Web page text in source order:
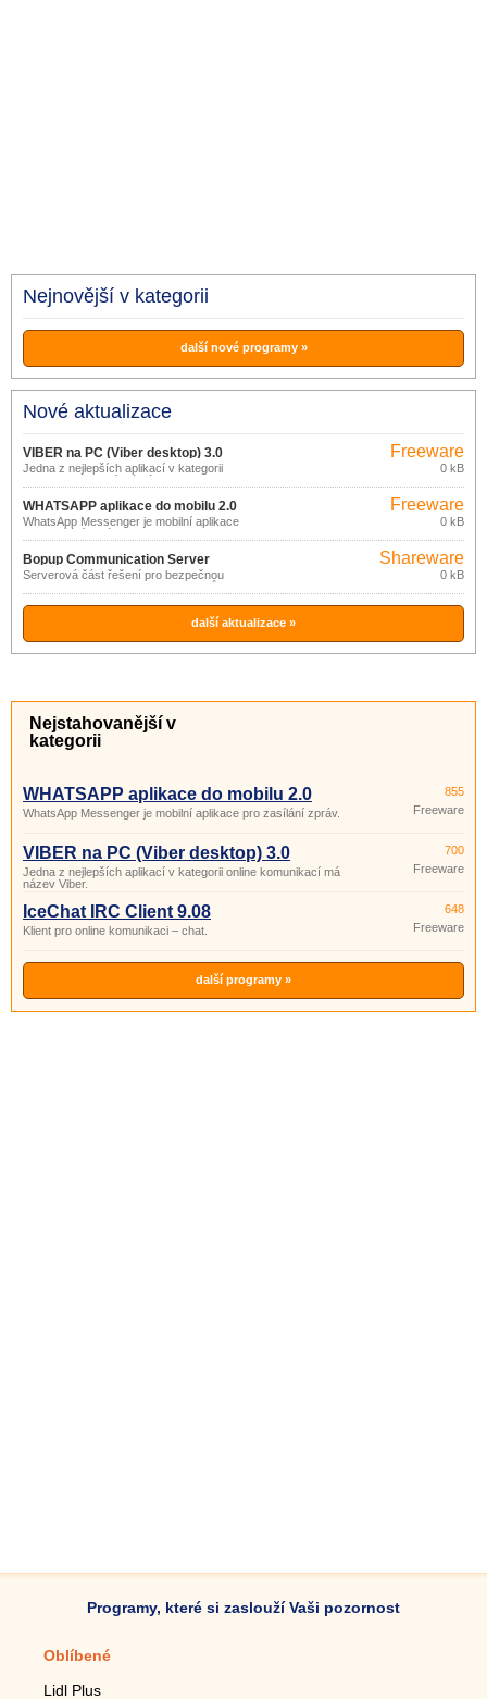
Nejnovější v kategorii
další nové programy »
Nové aktualizace
VIBER na PC (Viber desktop) 3.0
Jedna z nejlepších aplikací v kategorii
online komunikací má název Viber.
Freeware
0 kB
WHATSAPP aplikace do mobilu 2.0
WhatsApp Messenger je mobilní aplikace
pro zasílání zpráv.
Freeware
0 kB
Bopup Communication Server
4.5.1
Serverová část řešení pro bezpečnou
online komunikaci a transfer souborů ve
firemních sítích.
Shareware
0 kB
další aktualizace »
Nejstahovanější v
kategorii
WHATSAPP aplikace do mobilu 2.0
WhatsApp Messenger je mobilní aplikace pro zasílání zpráv.
855
Freeware
VIBER na PC (Viber desktop) 3.0
Jedna z nejlepších aplikací v kategorii online komunikací má
název Viber.
700
Freeware
IceChat IRC Client 9.08
Klient pro online komunikaci – chat.
648
Freeware
další programy »
Programy, které si zaslouží Vaši pozornost
Oblíbené
Lidl Plus